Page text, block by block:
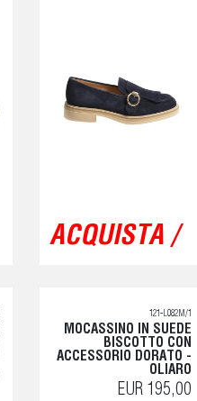
ACQUISTA /
121-L082M/1
MOCASSINO IN SUEDE
BISCOTTO CON
ACCESSORIO DORATO -
OLIARO
EUR 195,00